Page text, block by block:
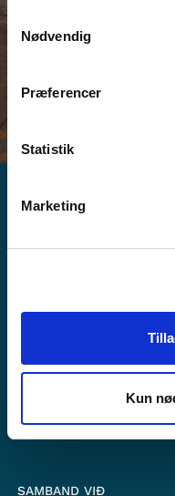
Samtykkevalg
Nødvendig
Præferencer
Statistik
Marketing
Kun
Fylg okkum á
SAMBAND VIÐ